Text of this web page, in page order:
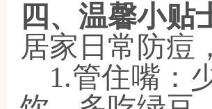
四、温馨小贴
居家日常防痘
1.管住嘴：